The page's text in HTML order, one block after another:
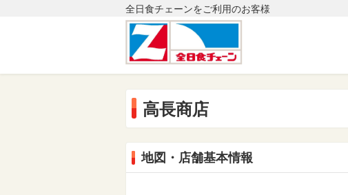
全日食チェーンをご利用のお客様
高長商店
地図・店舗基本情報